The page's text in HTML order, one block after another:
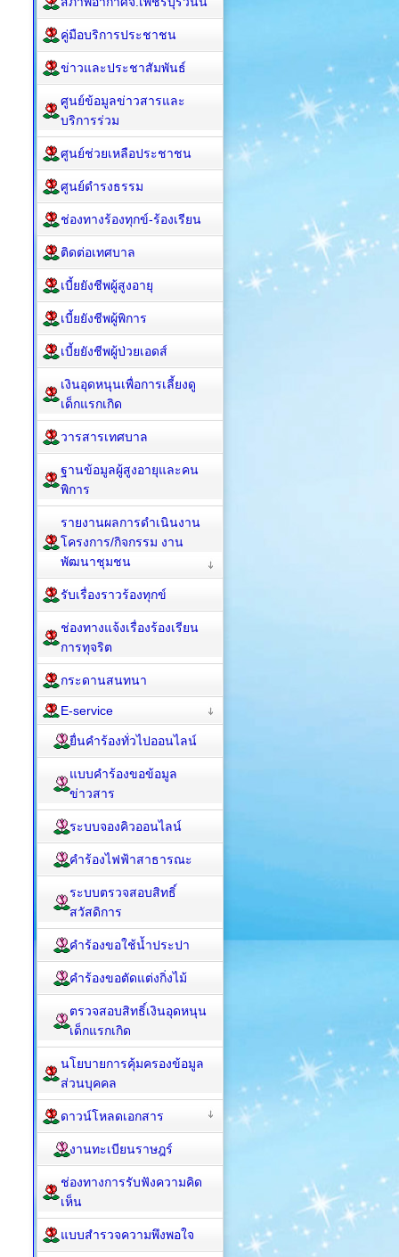
คู่มือบริการประชาชน
ข่าวและประชาสัมพันธ์
ศูนย์ข้อมูลข่าวสารและ
บริการร่วม
ศูนย์ช่วยเหลือประชาชน
ศูนย์ดำรงธรรม
ช่องทางร้องทุกข์-ร้องเรียน
ติดต่อเทศบาล
เบี้ยยังชีพผู้สูงอายุ
เบี้ยยังชีพผู้พิการ
เบี้ยยังชีพผู้ป่วยเอดส์
เงินอุดหนุนเพื่อการเลี้ยงดู
เด็กแรกเกิด
วารสารเทศบาล
ฐานข้อมูลผู้สูงอายุและคน
พิการ
รายงานผลการดำเนินงาน
โครงการ/กิจกรรม งาน
พัฒนาชุมชน
รับเรื่องราวร้องทุกข์
ช่องทางแจ้งเรื่องร้องเรียน
การทุจริต
กระดานสนทนา
E-service
ยื่นคำร้องทั่วไปออนไลน์
แบบคำร้องขอข้อมูล
ข่าวสาร
ระบบจองคิวออนไลน์
คำร้องไฟฟ้าสาธารณะ
ระบบตรวจสอบสิทธิ์
สวัสดิการ
คำร้องขอใช้น้ำประปา
คำร้องขอตัดแต่งกิ่งไม้
ตรวจสอบสิทธิ์เงินอุดหนุน
เด็กแรกเกิด
นโยบายการคุ้มครองข้อมูล
ส่วนบุคคล
ดาวน์โหลดเอกสาร
งานทะเบียนราษฎร์
ช่องทางการรับฟังความคิด
เห็น
แบบสำรวจความพึงพอใจ